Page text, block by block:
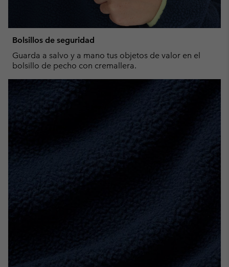
Bolsillos de seguridad
Guarda a salvo y a mano tus objetos de valor en el
bolsillo de pecho con cremallera.